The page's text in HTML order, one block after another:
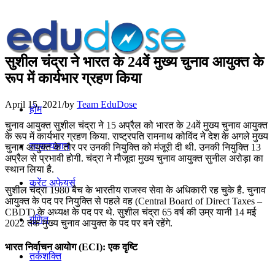
होम
सामान्यज्ञान
करेंट अफेयर्स
गणित
तर्कशक्ति
सुशील चंद्रा ने भारत के 24वें मुख्य चुनाव आयुक्त के
रूप में कार्यभार ग्रहण किया
April 15, 2021/by Team EduDose
चुनाव आयुक्त सुशील चंद्रा ने 15 अप्रैल को भारत के 24वें मुख्य चुनाव आयुक्त
के रूप में कार्यभार ग्रहण किया. राष्ट्रपति रामनाथ कोविंद ने देश के अगले मुख्य
चुनाव आयुक्त के तौर पर उनकी नियुक्ति को मंजूरी दी थी. उनकी नियुक्ति 13
अप्रैल से प्रभावी होगी. चंद्रा ने मौजूदा मुख्य चुनाव आयुक्त सुनील अरोड़ा का
स्थान लिया है.
सुशील चंद्रा 1980 बैच के भारतीय राजस्व सेवा के अधिकारी रह चुके है. चुनाव
आयुक्त के पद पर नियुक्ति से पहले वह (Central Board of Direct Taxes –
CBDT) के अध्यक्ष के पद पर थे. सुशील चंद्रा 65 वर्ष की उम्र यानी 14 मई
2022 तक मुख्य चुनाव आयुक्त के पद पर बने रहेंगे.
भारत निर्वाचन आयोग (ECI): एक दृष्टि